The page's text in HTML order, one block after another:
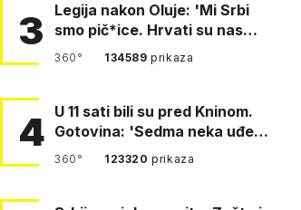
3
Legija nakon Oluje: 'Mi Srbi
smo pič*ice. Hrvati su nas
pomeli!'
360° 134589prikaza
4 U 11 sati bili su pred Kninom.
Gotovina: 'Sedma neka uđe,
4. gardijska neka g…
360° 123320prikaza